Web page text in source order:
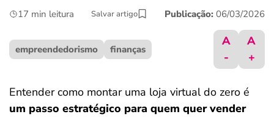
últimas notícias
ferramentas
17 min leitura Salvar artigo Publicação: 06/03/2026
empreendedorismo finanças
A
-
A
+
Entender como montar uma loja virtual do zero é
um passo estratégico para quem quer vender